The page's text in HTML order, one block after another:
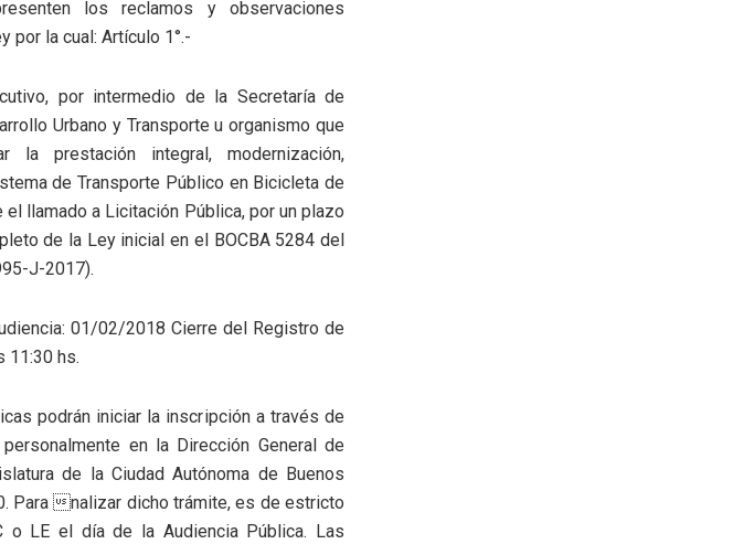
los reclamos y observaciones
por la cual: Artículo 1°.-
por intermedio de la Secretaría de
Urbano y Transporte u organismo que
prestación integral, modernización,
de Transporte Público en Bicicleta de
llamado a Licitación Pública, por un plazo
de la Ley inicial en el BOCBA 5284 del
J-2017).
01/02/2018 Cierre del Registro de
11:30 hs.
podrán iniciar la inscripción a través de
en la Dirección General de
de la Ciudad Autónoma de Buenos
Para nalizar dicho trámite, es de estricto
o LE el día de la Audiencia Pública. Las